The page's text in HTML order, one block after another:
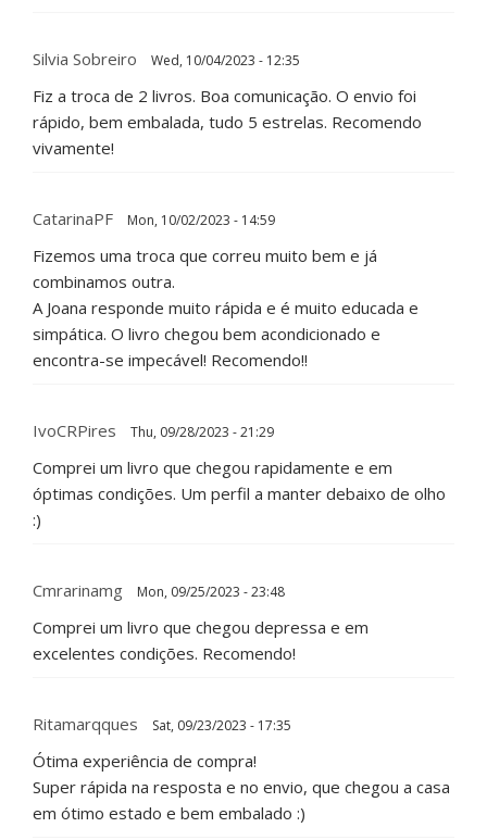
Silvia Sobreiro Wed, 10/04/2023 - 12:35
Fiz a troca de 2 livros. Boa comunicação. O envio foi
rápido, bem embalada, tudo 5 estrelas. Recomendo
vivamente!
CatarinaPF Mon, 10/02/2023 - 14:59
Fizemos uma troca que correu muito bem e já
combinamos outra.
A Joana responde muito rápida e é muito educada e
simpática. O livro chegou bem acondicionado e
encontra-se impecável! Recomendo!!
IvoCRPires Thu, 09/28/2023 - 21:29
Comprei um livro que chegou rapidamente e em
óptimas condições. Um perfil a manter debaixo de olho
:)
Cmrarinamg Mon, 09/25/2023 - 23:48
Comprei um livro que chegou depressa e em
excelentes condições. Recomendo!
Ritamarqques Sat, 09/23/2023 - 17:35
Ótima experiência de compra!
Super rápida na resposta e no envio, que chegou a casa
em ótimo estado e bem embalado :)